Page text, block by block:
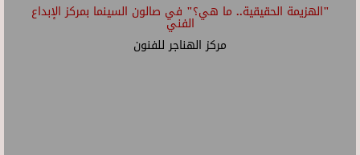
"الهزيمة الحقيقية.. ما هي؟" في صالون السينما بمركز الإبداع
الفني
مركز الهناجر للفنون